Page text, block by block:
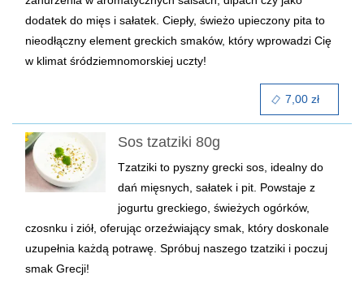
dodatek do mięs i sałatek. Ciepły, świeżo upieczony pita to
nieodłączny element greckich smaków, który wprowadzi Cię
w klimat śródziemnomorskiej uczty!
Sos tzatziki 80g
Tzatziki to pyszny grecki sos, idealny do
dań mięsnych, sałatek i pit. Powstaje z
jogurtu greckiego, świeżych ogórków,
czosnku i ziół, oferując orzeźwiający smak, który doskonale
uzupełnia każdą potrawę. Spróbuj naszego tzatziki i poczuj
smak Grecji!